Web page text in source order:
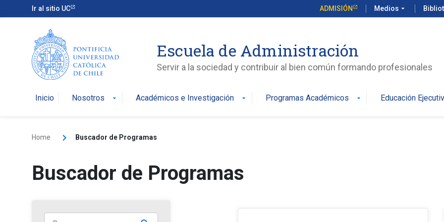
Ir al sitio UC ADMISIÓN Medios arrow_drop_down
Escuela de Administración
Servir a la sociedad y contribuir al bien común formando profesionales
Inicio Nosotros arrow_drop_down Académicos e Investigación arrow_drop_down Programas Académicos arrow_drop_down Educación
Home Buscador de Programas
Buscador de Programas